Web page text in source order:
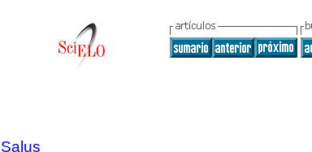
Salus